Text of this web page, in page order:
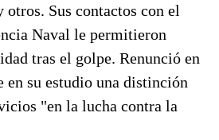
otros. Sus contactos con el
Naval le permitieron
tras el golpe. Renunció en
en su estudio una distinción
"en la lucha contra la